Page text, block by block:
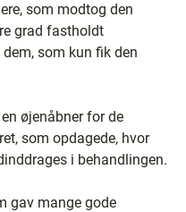
som modtog den
grad fastholdt
som kun fik den
øjenåbner for de
som opdagede, hvor
i behandlingen.
gav mange gode